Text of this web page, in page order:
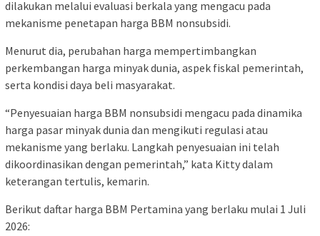
dilakukan melalui evaluasi berkala yang mengacu pada
mekanisme penetapan harga BBM nonsubsidi.
Menurut dia, perubahan harga mempertimbangkan
perkembangan harga minyak dunia, aspek fiskal pemerintah,
serta kondisi daya beli masyarakat.
“Penyesuaian harga BBM nonsubsidi mengacu pada dinamika
harga pasar minyak dunia dan mengikuti regulasi atau
mekanisme yang berlaku. Langkah penyesuaian ini telah
dikoordinasikan dengan pemerintah,” kata Kitty dalam
keterangan tertulis, kemarin.
Berikut daftar harga BBM Pertamina yang berlaku mulai 1 Juli
2026: